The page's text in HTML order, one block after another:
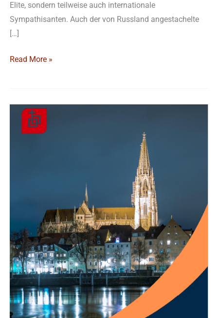
Elite, sondern teilweise auch internationale
Sympathisanten. Auch der von Russland angestachelte
[…]
Read More »
Regensburger